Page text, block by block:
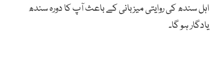
اہل سندھ کی روایتی میزبانی کے باعث آپ کا دورہ سندھ
یادگار ہو گا۔